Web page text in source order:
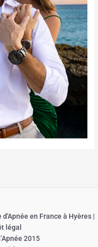
en France à Hyères |
légal
2015